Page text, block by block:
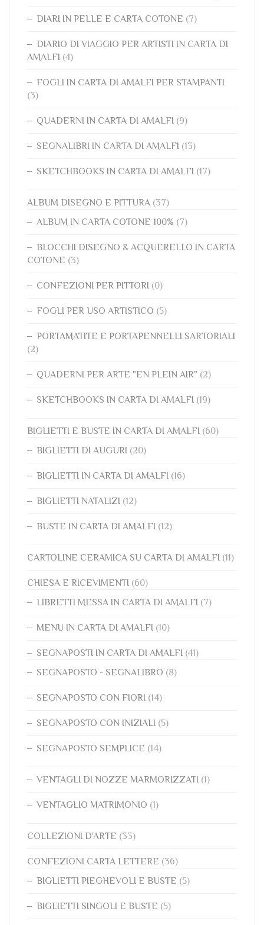
DIARI IN PELLE E CARTA COTONE (7)
DIARIO DI VIAGGIO PER ARTISTI IN CARTA DI
AMALFI (4)
FOGLI IN CARTA DI AMALFI PER STAMPANTI
(3)
QUADERNI IN CARTA DI AMALFI (9)
SEGNALIBRI IN CARTA DI AMALFI (13)
SKETCHBOOKS IN CARTA DI AMALFI (17)
ALBUM DISEGNO E PITTURA (37)
ALBUM IN CARTA COTONE 100% (7)
BLOCCHI DISEGNO & ACQUERELLO IN CARTA
COTONE (3)
CONFEZIONI PER PITTORI (0)
FOGLI PER USO ARTISTICO (5)
PORTAMATITE E PORTAPENNELLI SARTORIALI
(2)
QUADERNI PER ARTE "EN PLEIN AIR" (2)
SKETCHBOOKS IN CARTA DI AMALFI (19)
BIGLIETTI E BUSTE IN CARTA DI AMALFI (60)
BIGLIETTI DI AUGURI (20)
BIGLIETTI IN CARTA DI AMALFI (16)
BIGLIETTI NATALIZI (12)
BUSTE IN CARTA DI AMALFI (12)
CARTOLINE CERAMICA SU CARTA DI AMALFI (11)
CHIESA E RICEVIMENTI (60)
LIBRETTI MESSA IN CARTA DI AMALFI (7)
MENU IN CARTA DI AMALFI (10)
SEGNAPOSTI IN CARTA DI AMALFI (41)
SEGNAPOSTO - SEGNALIBRO (8)
SEGNAPOSTO CON FIORI (14)
SEGNAPOSTO CON INIZIALI (5)
SEGNAPOSTO SEMPLICE (14)
VENTAGLI DI NOZZE MARMORIZZATI (1)
VENTAGLIO MATRIMONIO (1)
COLLEZIONI D'ARTE (33)
CONFEZIONI CARTA LETTERE (36)
BIGLIETTI PIEGHEVOLI E BUSTE (5)
BIGLIETTI SINGOLI E BUSTE (5)